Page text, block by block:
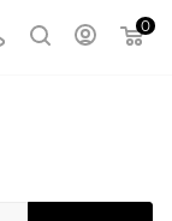
0